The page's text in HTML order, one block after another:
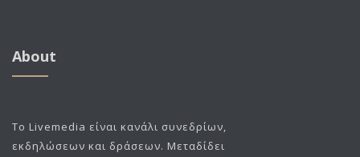
About
To Livemedia είναι κανάλι συνεδρίων,
εκδηλώσεων και δράσεων. Μεταδίδει